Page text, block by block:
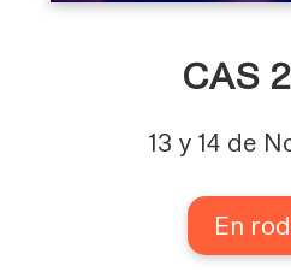
CAS
13 y 14 de
En